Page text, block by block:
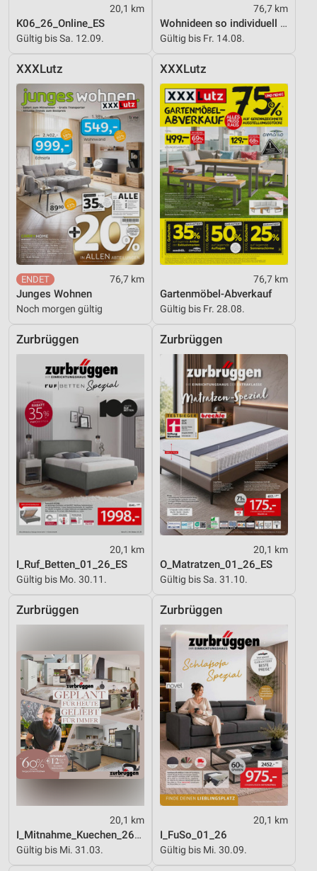
20,1 km
K06_26_Online_ES
Gültig bis Sa. 12.09.
76,7 km
Wohnideen so individuell wie du!
Gültig bis Fr. 14.08.
XXXLutz
76,7 km
Junges Wohnen
Noch morgen gültig
XXXLutz
76,7 km
Gartenmöbel-Abverkauf
Gültig bis Fr. 28.08.
Zurbrüggen
20,1 km
I_Ruf_Betten_01_26_ES
Gültig bis Mo. 30.11.
Zurbrüggen
20,1 km
O_Matratzen_01_26_ES
Gültig bis Sa. 31.10.
Zurbrüggen
20,1 km
I_Mitnahme_Kuechen_26_ES
Gültig bis Mi. 31.03.
Zurbrüggen
20,1 km
I_FuSo_01_26
Gültig bis Mi. 30.09.